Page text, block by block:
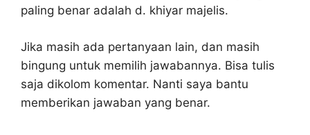
paling benar adalah d. khiyar majelis.
Jika masih ada pertanyaan lain, dan masih
bingung untuk memilih jawabannya. Bisa tulis
saja dikolom komentar. Nanti saya bantu
memberikan jawaban yang benar.